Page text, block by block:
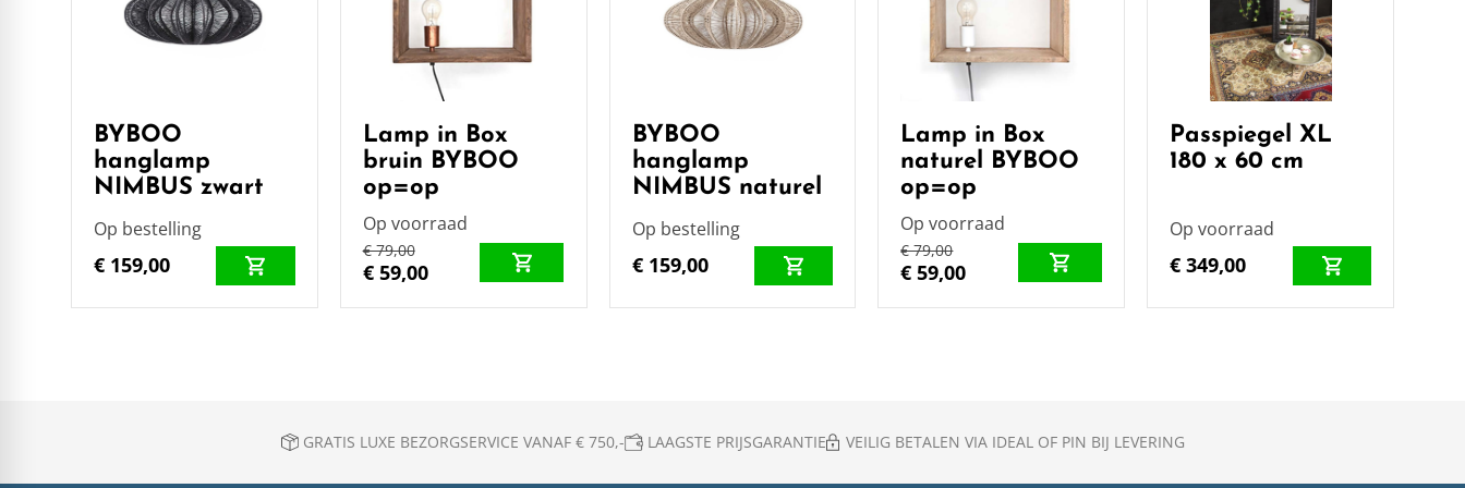
BYBOO
hanglamp
NIMBUS zwart
Op bestelling
€ 159,00
Lamp in Box
bruin BYBOO
op=op
Op voorraad
€ 79,00
€ 59,00
BYBOO
hanglamp
NIMBUS naturel
Op bestelling
€ 159,00
Lamp in Box
naturel BYBOO
op=op
Op voorraad
€ 79,00
€ 59,00
Passpiegel XL
180 x 60 cm
Op voorraad
€ 349,00
GRATIS LUXE BEZORGSERVICE VANAF € 750,- LAAGSTE PRIJSGARANTIE VEILIG BETALEN VIA IDEAL OF PIN BIJ LEVERING